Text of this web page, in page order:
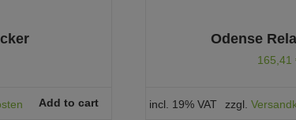
Add to cart
Odense
165,41
incl. 19% VAT zzgl.